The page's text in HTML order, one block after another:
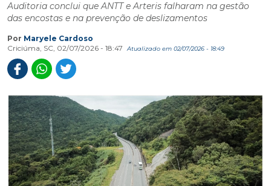
Auditoria conclui que ANTT e Arteris falharam na gestão
das encostas e na prevenção de deslizamentos
Por Maryele Cardoso
Criciúma, SC, 02/07/2026 - 18:47
Atualizado em 02/07/2026 - 18:49